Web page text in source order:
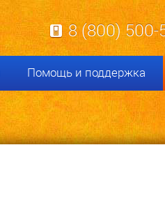
8 (800) 500-
Помощь и поддержка